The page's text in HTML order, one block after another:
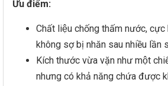
Ưu điểm:
Chất liệu chống thấm nước, cực
không sợ bị nhăn sau nhiều lần
Kích thước vừa vặn như một
nhưng có khả năng chứa được